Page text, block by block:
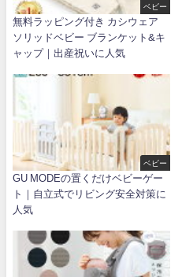
ベビー
無料ラッピング付き カシウェア
ソリッドベビー ブランケット&キ
ャップ｜出産祝いに人気
ベビー
GU MODEの置くだけベビーゲー
ト｜自立式でリビング安全対策に
人気